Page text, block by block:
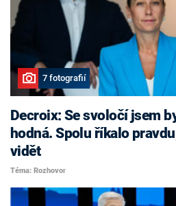
7 fotografií
Decroix: Se svoločí jsem
hodná. Spolu říkalo
vidět
Téma: Rozhovor